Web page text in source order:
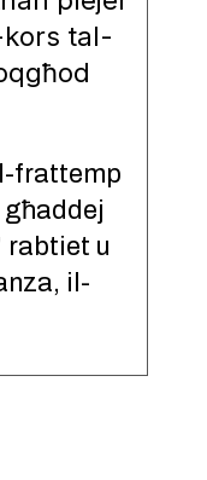
tal-
frattemp
rabtiet u
il-